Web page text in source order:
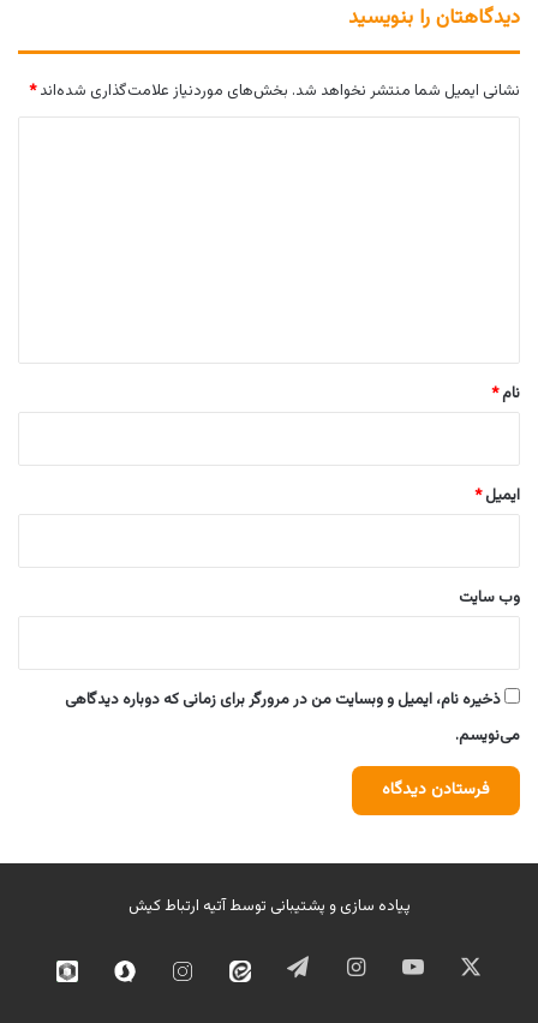
دیدگاهتان را بنویسید
نشانی ایمیل شما منتشر نخواهد شد. بخش‌های موردنیاز علامت‌گذاری شده‌اند*
نام*
ایمیل*
وب‌ سایت
ذخیره نام، ایمیل و وبسایت من در مرورگر برای زمانی که دوباره دیدگاهی
می‌نویسم.
پیاده سازی و پشتیبانی توسطآتیه ارتباط کیش
ایکس یوتیوب اینستاگرامتلگرام ایتا
اینستاگرامسروش